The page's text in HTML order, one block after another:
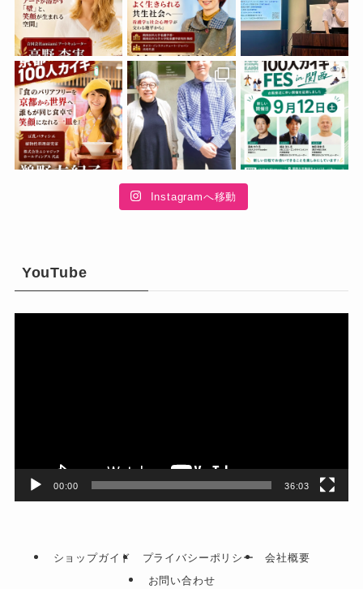
Instagramへ移動
YouTube
00:00 36:03
ショップガイド プライバシーポリシー
会社概要
お問い合わせ